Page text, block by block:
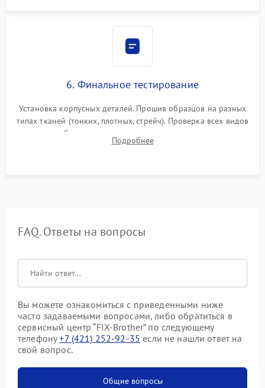
6. Финальное тестирование
Установка корпусных деталей. Прошив образцов на разных
типах тканей (тонких, плотных, стрейч). Проверка всех видов
строчек, работы реверса, выметывания петли и намотчика
шпульки. Контроль плавности хода и отсутствия
Подробнее
FAQ. Ответы на вопросы
Вы можете ознакомиться с приведенными ниже
часто задаваемыми вопросами, либо обратиться в
сервисный центр “FIX-Brother” по следующему
телефону+7 (421) 252-92-35 если не нашли ответ на
свой вопрос.
Общие вопросы